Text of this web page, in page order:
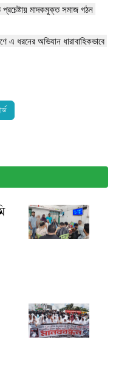
মাদকমুক্ত সমাজ গঠন
এ ধরনের অভিযান ধারাবাহিকভাবে